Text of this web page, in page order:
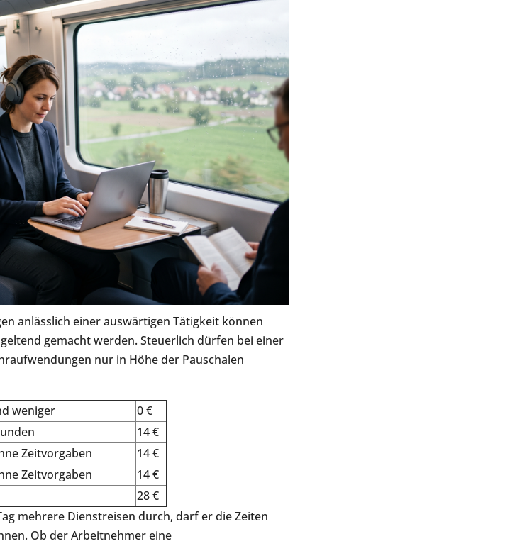
anlässlich einer auswärtigen Tätigkeit können
gemacht werden. Steuerlich dürfen bei einer
nur in Höhe der Pauschalen
weniger
0 €
14 €
Zeitvorgaben
14 €
Zeitvorgaben
14 €
28 €
mehrere Dienstreisen durch, darf er die Zeiten
Ob der Arbeitnehmer eine